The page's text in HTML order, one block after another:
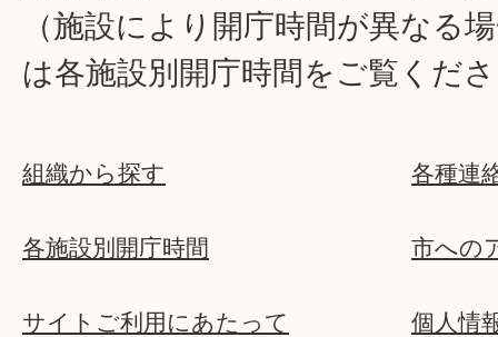
（施設により開庁時間が異なる
は各施設別開庁時間をご覧くだ
組織から探す 各種連
各施設別開庁時間 市への
サイトご利用にあたって 個人情